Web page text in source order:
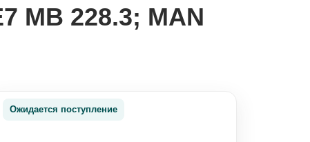
MB 228.3; MAN
Ожидается поступление